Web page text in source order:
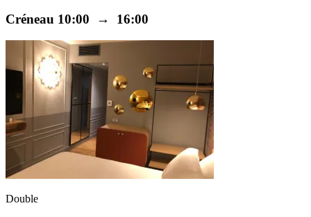
Créneau 10:00 → 16:00
Double